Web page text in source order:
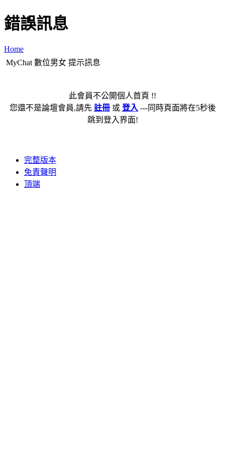
錯誤訊息
Home
MyChat 數位男女 提示訊息
此會員不公開個人首頁 !!
您還不是論壇會員,請先 註冊或 登入 ---同時頁面將在5秒後
跳到登入界面!
完整版本
免責聲明
頂端